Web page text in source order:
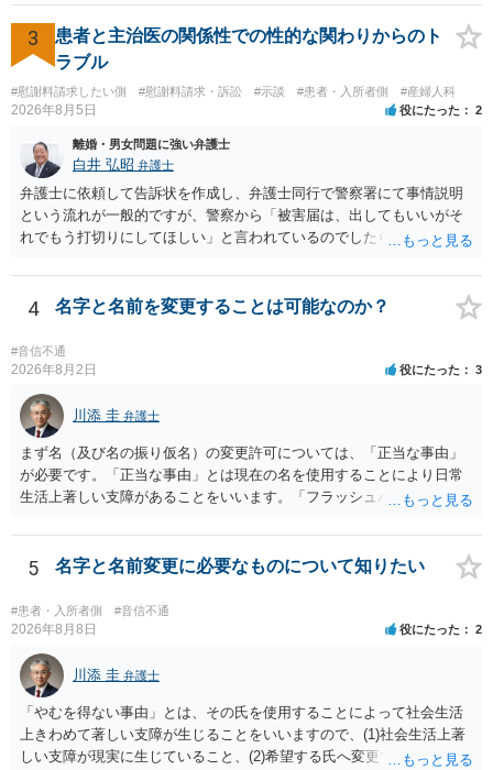
される可能性はあるのか ⇒LINEを含む１００万円の貸付に至るまでの
やり取り等の経緯、誓約書の内容等を踏まえて、関係を清算するため
の 金銭であったと評価される可能性はあると考えます。 ② 「今後一
切関与しないなら100万円振り込む」というLINEや誓約書は、裁判上
どの程度証拠価値があるのか ⇒前後のやり取りや誓約書の具体的内容
を見ない限り、具体的な判断はできませんが、一定の証拠価値はある
と考えます。 ③ 借用書があっても、後から100万円を貸付扱いに変更
することは認められるのか。 ⇒おそらく１００万円は不当利得（受け
取る正当な権利がないのに利益を取得した）として返還請求されてい
るものかと推察しますので、 貸金返還ではないかと存じます。 ④ 私
は現在、収入も不安定で貯金もなくリボ払い借金が既に約100万あり。
今年に再婚したが主人はお金に厳しい為、一括で220万円を支払う事は
困難 仮に裁判で敗訴した場合でも、分割払いになる可能性はあります
か。 ⇒判決となり敗訴してしまった場合は、強制執行により不動産等
の財産を差し押さえられ、そこから債権回収が図られることになりま
いにより支払うことも十分可能です。 ⑤ このような事情であれば、私
識を前提にすれば、１００万円も含めて返済する必要はないと考えら
れるため、 120万円のみについて交渉を続けることがベターかと存じ
ます。
3
患者と主治医の関係性での性的な関わりからのト
ラブル
#慰謝料請求したい側 #慰謝料請求・訴訟 #示談 #患者・入所者側 #産婦人科
2026年8月5日 役にたった 2
離婚・男女問題に強い弁護士
白井 弘昭 弁護士
弁護士に依頼して告訴状を作成し、弁護士同行で警察署にて事情説明
という流れが一般的ですが、警察から「被害届は、出してもいいがそ
れでもう打切りにしてほしい」と言われているのでしたら、あまり結
検察庁に訴えるのもありかもしれないですが、実際に捜査をするの
は、結局所轄だと思われますので、やはり結論は変わらないかもしれ
ないです。 一度、最寄りの「刑事に強い」とうたっている弁護士に相
談してみてはいかがでしょうか。 以上、ご参考まで。
4 名字と名前を変更することは可能なのか？
#音信不通
2026年8月2日 役にたった 3
川添 圭 弁護士
まず名（及び名の振り仮名）の変更許可については、「正当な事由」
が必要です。「正当な事由」とは現在の名を使用することにより日常
生活上著しい支障があることをいいます。「フラッシュバック」とい
きわめて重要になりますので、医師の診断書の記載が重要です（医学
的裏付けがない場合、もっぱら主観的な主張であるとして変更が許可
されません）。 診断書は単に病名の記載では足りず、その症状の発生
原因となった事実と、当該症状が医学的に裏付けられること、そして
その発生原因及び症状が現在の名を使用していることに関連している
こと、といった説明がなされているのが望ましい（むしろ必要）でし
ょう。 ただし、もし上記の理由の主張が難しい場合でも、一定期間通
称名を使用して、その後にいわゆる永年使用を理由とする許可申立て
を選択すれば、比較的緩やかに認められます。 氏の変更については、
本件では、(1)子の氏の変更許可（民法791条1項）と、(2)戸籍法107条1
項の氏の変更許可の2種類が考えられます。 (1)については、ご両親が
5 名字と名前変更に必要なものについて知りたい
#患者・入所者側 #音信不通
2026年8月8日 役にたった 2
川添 圭 弁護士
「やむを得ない事由」とは、その氏を使用することによって社会生活
上きわめて著しい支障が生じることをいいますので、(1)社会生活上著
しい支障が現実に生じていること、(2)希望する氏へ変更できればその